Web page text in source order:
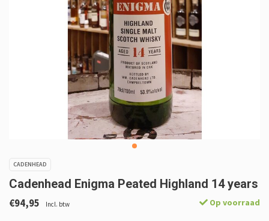
CADENHEAD
Cadenhead Enigma Peated Highland 14 years
€94,95 Incl. btw Op voorraad